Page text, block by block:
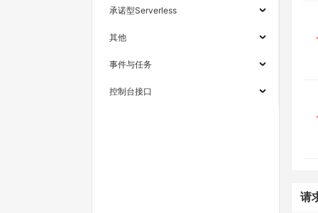
承诺型Serverless
其他
事件与任务
控制台接口
请